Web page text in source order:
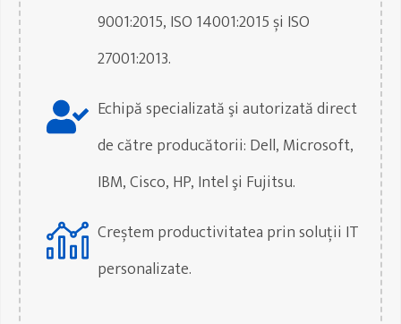
9001:2015, ISO 14001:2015 și ISO
27001:2013.
Echipă specializată şi autorizată direct
de către producătorii: Dell, Microsoft,
IBM, Cisco, HP, Intel şi Fujitsu.
Creștem productivitatea prin soluții IT
personalizate.